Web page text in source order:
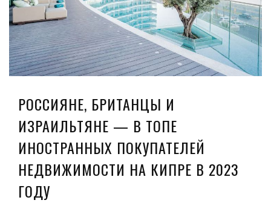
РОССИЯНЕ, БРИТАНЦЫ И
ИЗРАИЛЬТЯНЕ — В ТОПЕ
ИНОСТРАННЫХ ПОКУПАТЕЛЕЙ
НЕДВИЖИМОСТИ НА КИПРЕ В 2023
ГОДУ